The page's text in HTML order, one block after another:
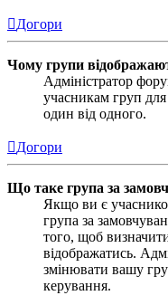
Догори
Чому групи
Адміністратор
учасникам груп для
один від одного.
Догори
Що таке група за
Якщо ви є
група за
того, щоб
відображатись.
змінювати вашу
керування.